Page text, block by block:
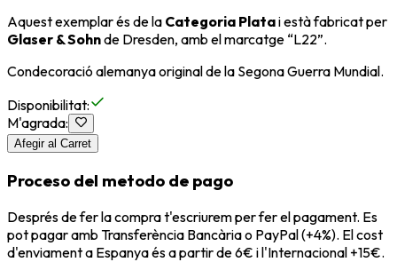
Aquest exemplar és de la Categoria Platai està fabricat per
Glaser & Sohnde Dresden, amb el marcatge “L22”.
Condecoració alemanya original de la Segona Guerra Mundial.
Disponibilitat:
M'agrada:
Afegir al Carret
Proceso del metodo de pago
Després de fer la compra t'escriurem per fer el pagament. Es
pot pagar amb Transferència Bancària o PayPal (+4%). El cost
d'enviament a Espanya és a partir de 6€ i l'Internacional +15€.